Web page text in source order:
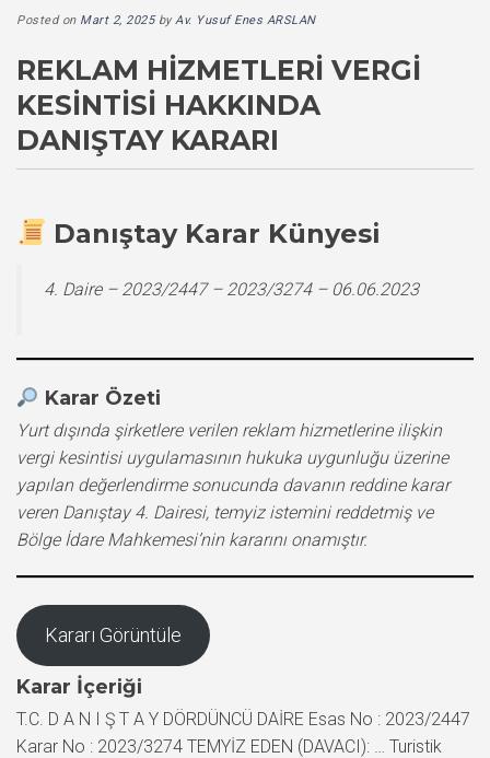
Posted on Mart 2, 2025byAv. Yusuf Enes ARSLAN
REKLAM HIZMETLERI VERGI
KESINTISI HAKKINDA
DANIŞTAY KARARI
Danıştay Karar Künyesi
4. Daire – 2023/2447 – 2023/3274 – 06.06.2023
Karar Özeti
Yurt dışında şirketlere verilen reklam hizmetlerine ilişkin
vergi kesintisi uygulamasının hukuka uygunluğu üzerine
yapılan değerlendirme sonucunda davanın reddine karar
veren Danıştay 4. Dairesi, temyiz istemini reddetmiş ve
Bölge İdare Mahkemesi’nin kararını onamıştır.
Kararı Görüntüle
Karar İçeriği
T.C. D A N I Ş T A Y DÖRDÜNCÜ DAİRE Esas No : 2023/2447
Karar No : 2023/3274 TEMYİZ EDEN (DAVACI): … Turistik